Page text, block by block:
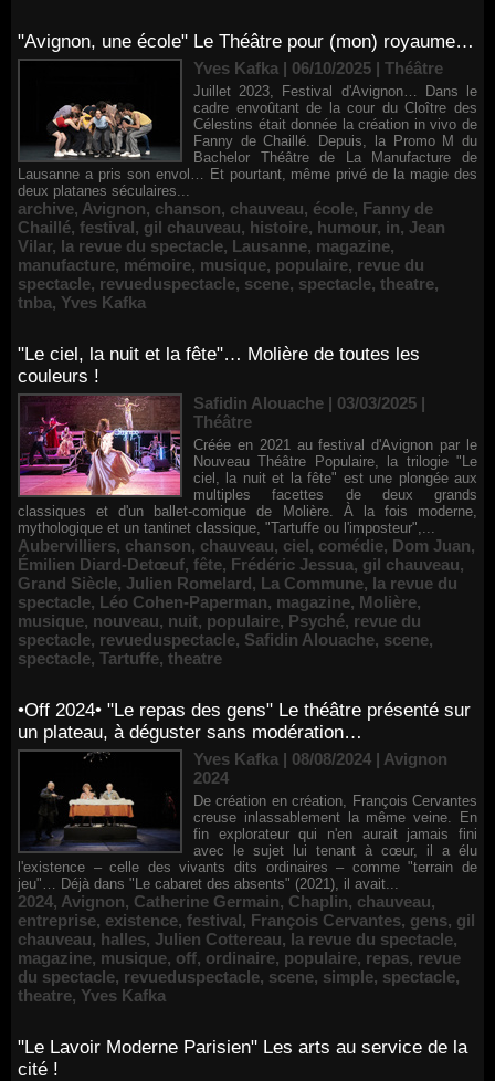
"Avignon, une école" Le Théâtre pour (mon) royaume…
Yves Kafka | 06/10/2025 | Théâtre
Juillet 2023, Festival d'Avignon… Dans le
cadre envoûtant de la cour du Cloître des
Célestins était donnée la création in vivo de
Fanny de Chaillé. Depuis, la Promo M du
Bachelor Théâtre de La Manufacture de
Lausanne a pris son envol… Et pourtant, même privé de la magie des
deux platanes séculaires...
archive, Avignon, chanson, chauveau, école, Fanny de
Chaillé, festival, gil chauveau, histoire, humour, in, Jean
Vilar, la revue du spectacle, Lausanne, magazine,
manufacture, mémoire, musique, populaire, revue du
spectacle, revueduspectacle, scene, spectacle, theatre,
tnba, Yves Kafka
"Le ciel, la nuit et la fête"… Molière de toutes les
couleurs !
Safidin Alouache | 03/03/2025 |
Théâtre
Créée en 2021 au festival d'Avignon par le
Nouveau Théâtre Populaire, la trilogie "Le
ciel, la nuit et la fête" est une plongée aux
multiples facettes de deux grands
classiques et d'un ballet-comique de Molière. À la fois moderne,
mythologique et un tantinet classique, "Tartuffe ou l'imposteur",...
Aubervilliers, chanson, chauveau, ciel, comédie, Dom Juan,
Émilien Diard-Detœuf, fête, Frédéric Jessua, gil chauveau,
Grand Siècle, Julien Romelard, La Commune, la revue du
spectacle, Léo Cohen-Paperman, magazine, Molière,
musique, nouveau, nuit, populaire, Psyché, revue du
spectacle, revueduspectacle, Safidin Alouache, scene,
spectacle, Tartuffe, theatre
•Off 2024• "Le repas des gens" Le théâtre présenté sur
un plateau, à déguster sans modération…
Yves Kafka | 08/08/2024 | Avignon
2024
De création en création, François Cervantes
creuse inlassablement la même veine. En
fin explorateur qui n'en aurait jamais fini
avec le sujet lui tenant à cœur, il a élu
l'existence – celle des vivants dits ordinaires – comme "terrain de
jeu"… Déjà dans "Le cabaret des absents" (2021), il avait...
2024, Avignon, Catherine Germain, Chaplin, chauveau,
entreprise, existence, festival, François Cervantes, gens, gil
chauveau, halles, Julien Cottereau, la revue du spectacle,
magazine, musique, off, ordinaire, populaire, repas, revue
du spectacle, revueduspectacle, scene, simple, spectacle,
theatre, Yves Kafka
"Le Lavoir Moderne Parisien" Les arts au service de la
cité !